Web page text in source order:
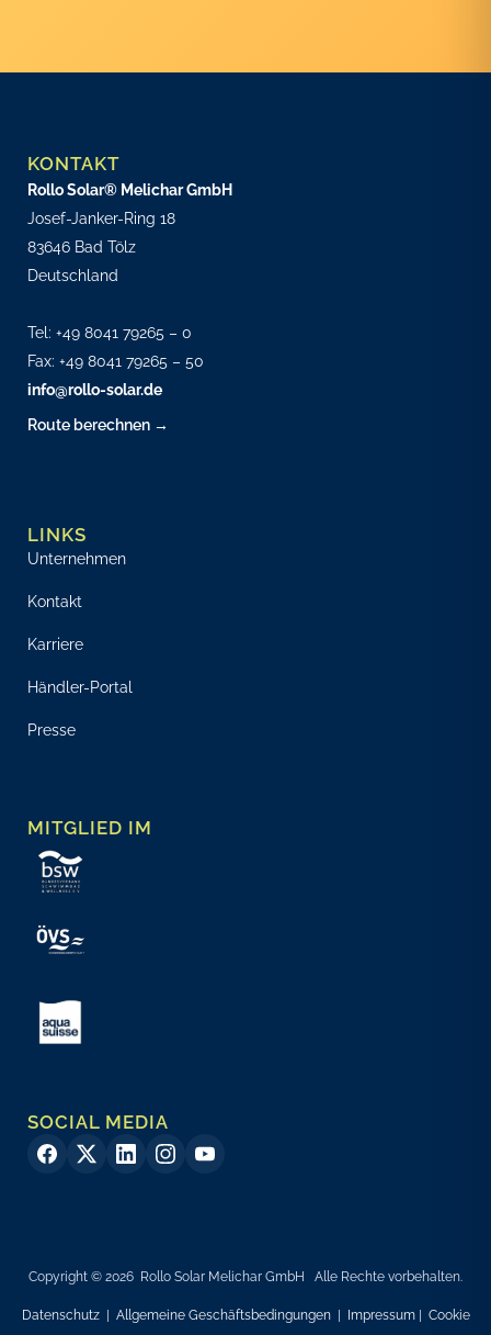
KONTAKT
Rollo Solar® Melichar GmbH
Josef-Janker-Ring 18
83646 Bad Tölz
Deutschland
Tel: +49 8041 79265 – 0
Fax: +49 8041 79265 – 50
info@rollo-solar.de
Route berechnen →
LINKS
Unternehmen
Kontakt
Karriere
Händler-Portal
Presse
MITGLIED IM
SOCIAL MEDIA
Copyright © 2026 Rollo Solar Melichar GmbH Alle Rechte vorbehalten.
Datenschutz| Allgemeine Geschäftsbedingungen| Impressum| Cookie